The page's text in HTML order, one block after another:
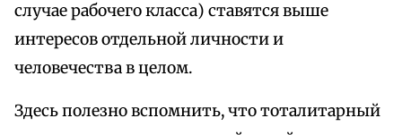
случае рабочего класса) ставятся выше
интересов отдельной личности и
человечества в целом.
Здесь полезно вспомнить, что тоталитарный